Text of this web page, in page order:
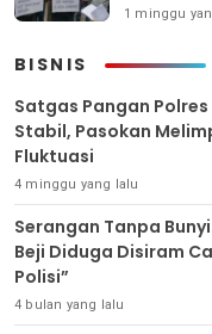
1 minggu
BISNIS
Satgas Pangan
Stabil, Pasokan
Fluktuasi
4 minggu yang lalu
Serangan Tanpa
Beji Diduga Disiram
Polisi”
4 bulan yang lalu